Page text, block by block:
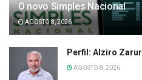
O novo Simples Nacional
AGOSTO 8, 2026
Perfil: Alziro Zarur
AGOSTO 8, 2026